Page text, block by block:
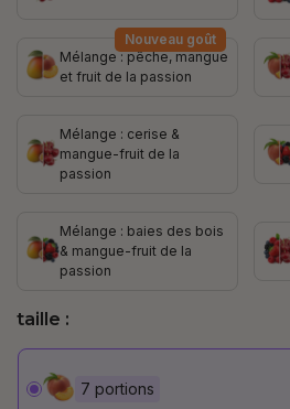
Nouveau goût
Mélange : pêche, mangue
et fruit de la passion
Mélange : cerise &
mangue-fruit de la
passion
Mélange : baies des bois
& mangue-fruit de la
passion
taille :
7 portions